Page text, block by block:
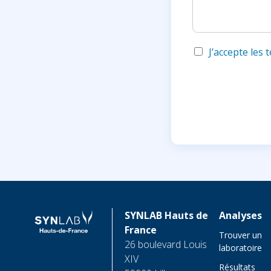
J’accepte
SYNLAB Hauts de
France
26 boulevard Louis
XIV
Analyses
Trouver un
laboratoire
Résultats